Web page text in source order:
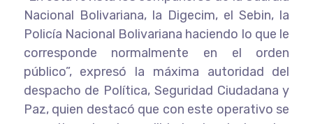
Nacional Bolivariana, la Digecim, el Sebin, la
Policía Nacional Bolivariana haciendo lo que le
corresponde normalmente en el orden
público”, expresó la máxima autoridad del
despacho de Política, Seguridad Ciudadana y
Paz, quien destacó que con este operativo se